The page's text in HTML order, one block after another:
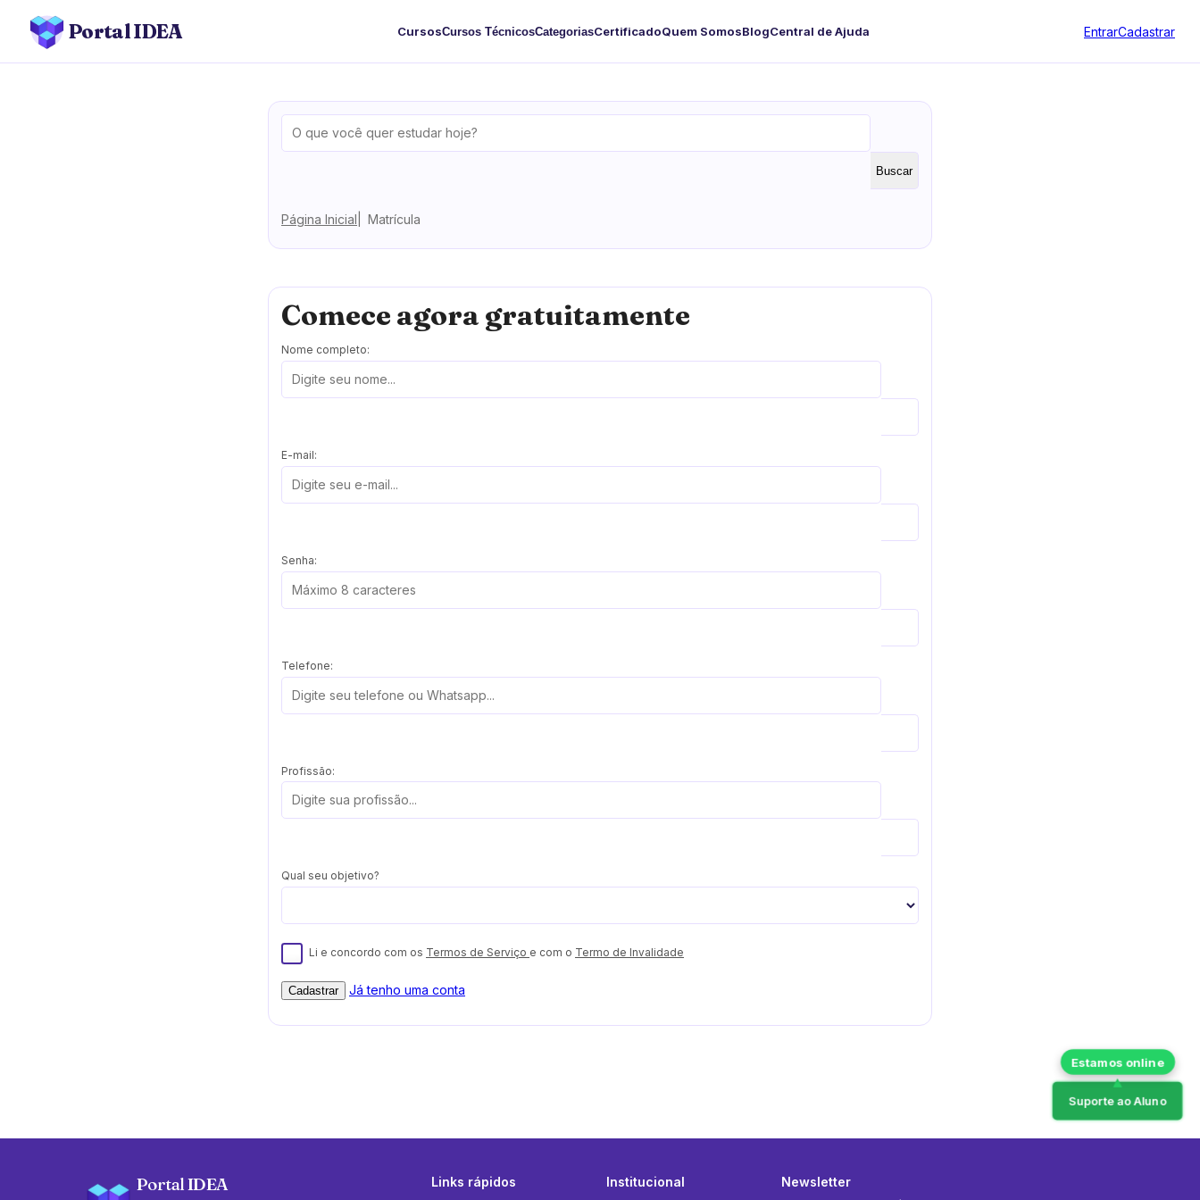
Portal IDEA CursosCursos TécnicosCategoriasCertificadoQuem SomosBlogCentral de Ajuda EntrarCadastrar
Buscar
Página Inicial Matrícula
Comece agora gratuitamente
Nome completo:
E-mail:
Senha:
Telefone:
Profissão:
Qual seu objetivo?
Li e concordo com os Termos de Serviço e com o Termo de Invalidade
Cadastrar Já tenho uma conta
Suporte ao Aluno
Portal IDEA Links rápidos Institucional Newsletter